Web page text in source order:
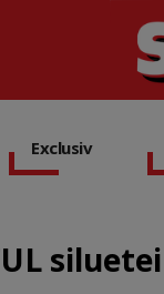
Exclusiv